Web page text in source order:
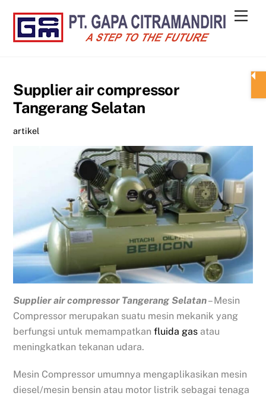
content
Supplier air compressor
Tangerang Selatan
artikel
Supplier air compressor Tangerang Selatan– Mesin
Compressor merupakan suatu mesin mekanik yang
berfungsi untuk memampatkanfluida gas atau
meningkatkan tekanan udara.
Mesin Compressor umumnya mengaplikasikan mesin
diesel/mesin bensin atau motor listrik sebagai tenaga